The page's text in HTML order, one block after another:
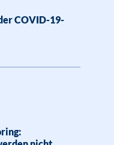
COVID-19-